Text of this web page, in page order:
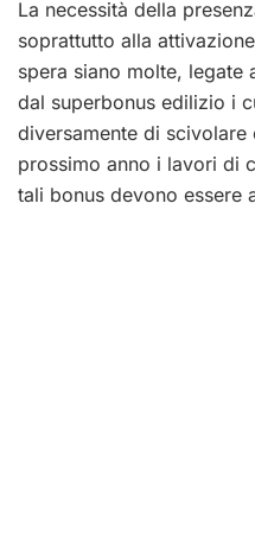
La necessità della
soprattutto alla
spera siano molte, legate
dal superbonus edilizio i
diversamente di
prossimo anno i lavori di
tali bonus devono essere